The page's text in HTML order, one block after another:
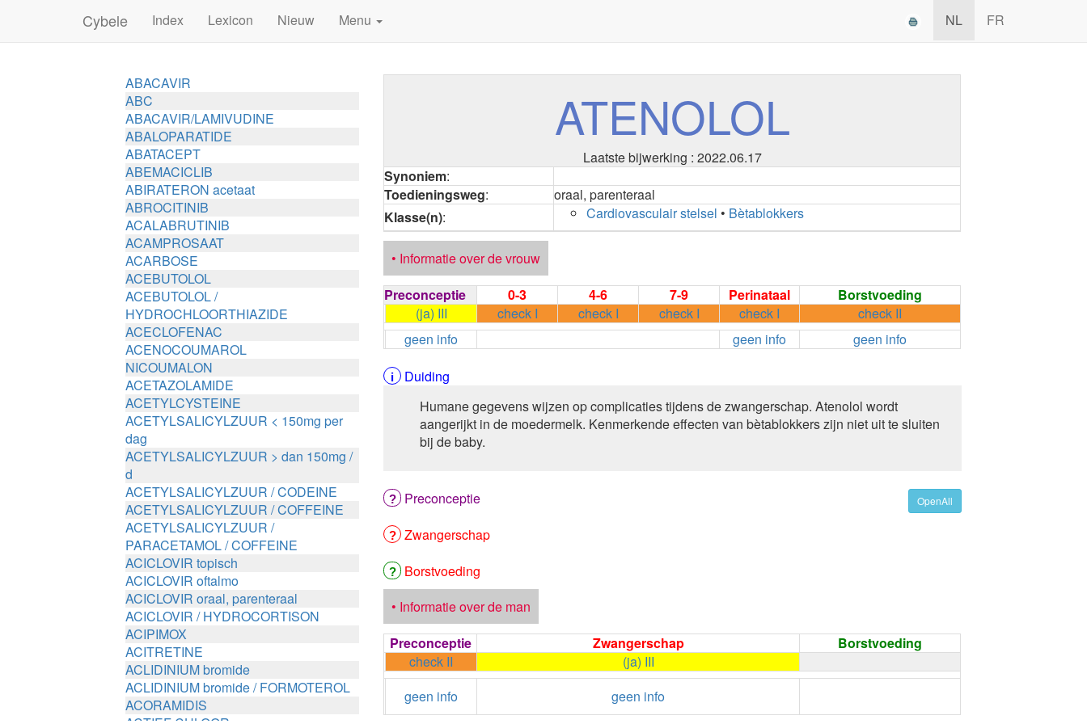
Cybele Index Lexicon Nieuw Menu NL FR
ABACAVIR
ABC
ABACAVIR/LAMIVUDINE
ABALOPARATIDE
ABATACEPT
ABEMACICLIB
ABIRATERON acetaat
ABROCITINIB
ACALABRUTINIB
ACAMPROSAAT
ACARBOSE
ACEBUTOLOL
ACEBUTOLOL /
HYDROCHLOORTHIAZIDE
ACECLOFENAC
ACENOCOUMAROL
NICOUMALON
ACETAZOLAMIDE
ACETYLCYSTEINE
ACETYLSALICYLZUUR < 150mg per
dag
ACETYLSALICYLZUUR > dan 150mg /
d
ACETYLSALICYLZUUR / CODEINE
ACETYLSALICYLZUUR / COFFEINE
ACETYLSALICYLZUUR /
PARACETAMOL / COFFEINE
ACICLOVIR topisch
ACICLOVIR oftalmo
ACICLOVIR oraal, parenteraal
ACICLOVIR / HYDROCORTISON
ACIPIMOX
ACITRETINE
ACLIDINIUM bromide
ACLIDINIUM bromide / FORMOTEROL
ACORAMIDIS
ATENOLOL
Laatste bijwerking : 2022.06.17
Synoniem:
Toedieningsweg:
oraal, parenteraal
Klasse(n): Cardiovasculair stelsel • Bètablokkers
• Informatie over de vrouw
Preconceptie
0-3 4-6 7-9 Perinataal
Borstvoeding
(ja) III
check I check I check I check I
check II
geen info
geen info
geen info
Duiding
Humane gegevens wijzen op complicaties tijdens de zwangerschap. Atenolol wordt
aangerijkt in de moedermelk. Kenmerkende effecten van bètablokkers zijn niet uit te sluiten
bij de baby.
OpenAll
Preconceptie
Zwangerschap
Borstvoeding
• Informatie over de man
Preconceptie
Zwangerschap
Borstvoeding
check II
(ja) III
geen info
geen info